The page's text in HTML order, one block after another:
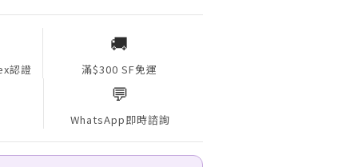
認證
🚚
滿$300 SF免運
💬
WhatsApp即時諮詢